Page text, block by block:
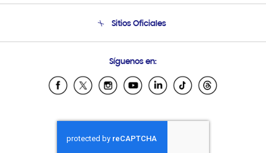
Condiciones de Compra
Soporte vía eMail
Sitios Oficiales
Samsung Ecuador
Samsung El Salvador
Samsung Honduras
Samsung Nicaragua
Síguenos en: